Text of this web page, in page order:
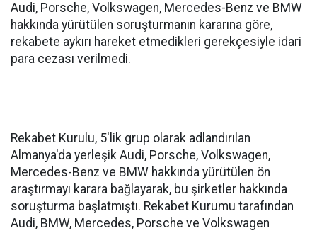
Audi, Porsche, Volkswagen, Mercedes-Benz ve BMW
hakkında yürütülen soruşturmanın kararına göre,
rekabete aykırı hareket etmedikleri gerekçesiyle idari
para cezası verilmedi.
Rekabet Kurulu, 5'lik grup olarak adlandırılan
Almanya'da yerleşik Audi, Porsche, Volkswagen,
Mercedes-Benz ve BMW hakkında yürütülen ön
araştırmayı karara bağlayarak, bu şirketler hakkında
soruşturma başlatmıştı. Rekabet Kurumu tarafından
Audi, BMW, Mercedes, Porsche ve Volkswagen